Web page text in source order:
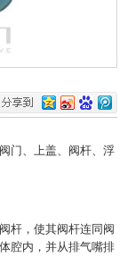
门、上盖、阀杆、浮
杆，使其阀杆连同阀
腔内，并从排气嘴排